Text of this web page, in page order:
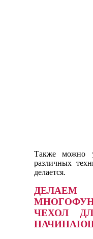
Также можно
различных
делается.
ДЕЛАЕМ
ЧЕХОЛ